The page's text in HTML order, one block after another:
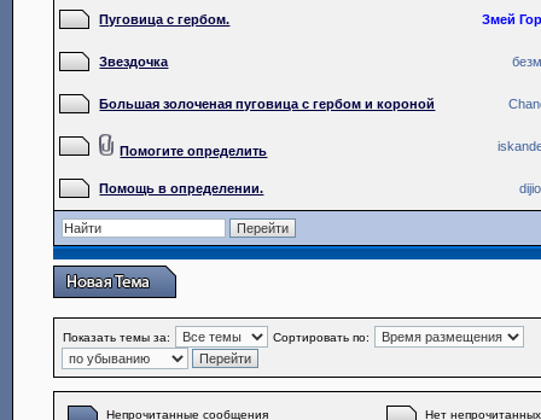
Пуговица с гербом. Змей
Звездочка
Большая золоченая пуговица с гербом и короной
Помогите определить
Помощь в определении. dijio
Показать темы за: Сортировать по:
Непрочитанные сообщения Нет